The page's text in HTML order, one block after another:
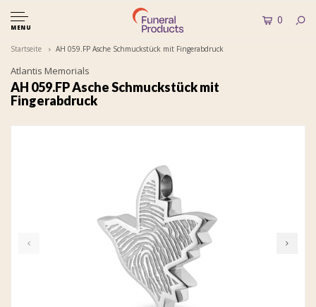
MENU
0
Startseite AH 059.FP Asche Schmuckstück mit Fingerabdruck
Atlantis Memorials
AH 059.FP Asche Schmuckstück mit
Fingerabdruck